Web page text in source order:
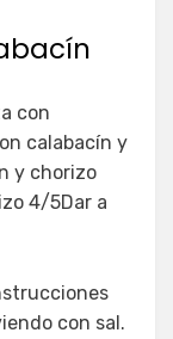
con
calabacín y
y chorizo
4/5Dar a
con sal.